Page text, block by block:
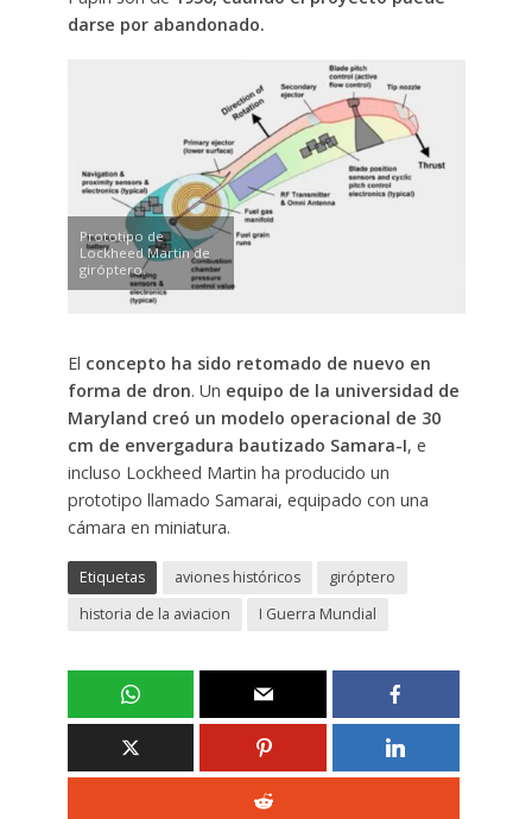
darse por abandonado.
Prototipo de
Lockheed Martin de
giróptero.
El concepto ha sido retomado de nuevo en
forma de dron. Un equipo de la universidad de
Maryland creó un modelo operacional de 30
cm de envergadura bautizado Samara-I, e
incluso Lockheed Martin ha producido un
prototipo llamado Samarai, equipado con una
cámara en miniatura.
Etiquetas aviones históricos
giróptero
historia de la aviacion
I Guerra Mundial